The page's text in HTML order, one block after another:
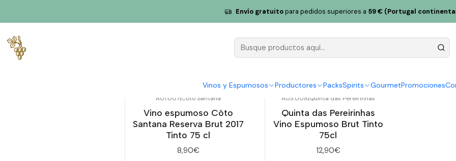
Vinos y Espumosos Productores PacksSpirits GourmetPromociones
Envío gratuitopara pedidos superiores a 59 € (Portugal
Vino tinto espumoso
A01.007|Côto Santana
Vino espumoso Côto
Santana Reserva Brut 2017
Tinto 75 cl
8,90€
A03.008|Quinta das Pereirinhas
Quinta das Pereirinhas
Vino Espumoso Brut Tinto
75cl
12,90€